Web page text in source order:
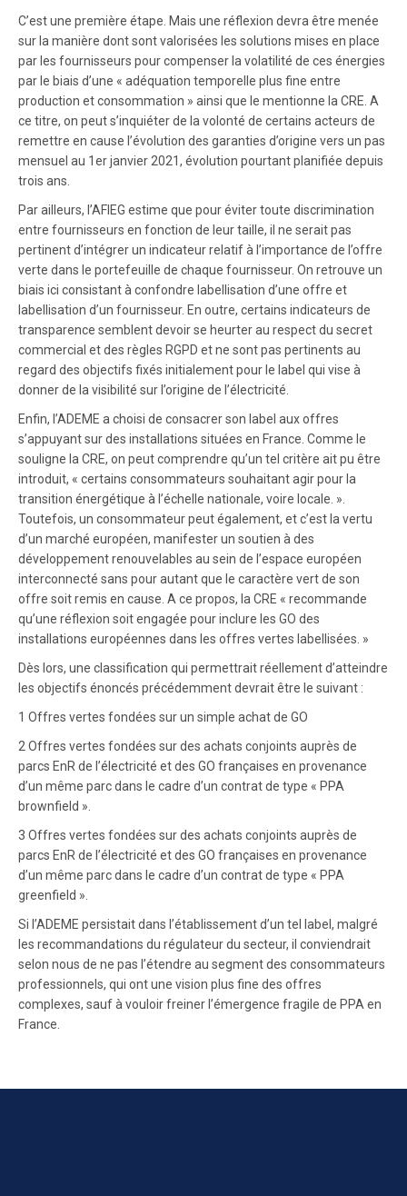
C’est une première étape. Mais une réflexion devra être menée
sur la manière dont sont valorisées les solutions mises en place
par les fournisseurs pour compenser la volatilité de ces énergies
par le biais d’une « adéquation temporelle plus fine entre
production et consommation » ainsi que le mentionne la CRE. A
ce titre, on peut s’inquiéter de la volonté de certains acteurs de
remettre en cause l’évolution des garanties d’origine vers un pas
mensuel au 1er janvier 2021, évolution pourtant planifiée depuis
trois ans.
Par ailleurs, l’AFIEG estime que pour éviter toute discrimination
entre fournisseurs en fonction de leur taille, il ne serait pas
pertinent d’intégrer un indicateur relatif à l’importance de l’offre
verte dans le portefeuille de chaque fournisseur. On retrouve un
biais ici consistant à confondre labellisation d’une offre et
labellisation d’un fournisseur. En outre, certains indicateurs de
transparence semblent devoir se heurter au respect du secret
commercial et des règles RGPD et ne sont pas pertinents au
regard des objectifs fixés initialement pour le label qui vise à
donner de la visibilité sur l’origine de l’électricité.
Enfin, l’ADEME a choisi de consacrer son label aux offres
s’appuyant sur des installations situées en France. Comme le
souligne la CRE, on peut comprendre qu’un tel critère ait pu être
introduit, « certains consommateurs souhaitant agir pour la
transition énergétique à l’échelle nationale, voire locale. ».
Toutefois, un consommateur peut également, et c’est la vertu
d’un marché européen, manifester un soutien à des
développement renouvelables au sein de l’espace européen
interconnecté sans pour autant que le caractère vert de son
offre soit remis en cause. A ce propos, la CRE « recommande
qu’une réflexion soit engagée pour inclure les GO des
installations européennes dans les offres vertes labellisées. »
Dès lors, une classification qui permettrait réellement d’atteindre
les objectifs énoncés précédemment devrait être le suivant :
1 Offres vertes fondées sur un simple achat de GO
2 Offres vertes fondées sur des achats conjoints auprès de
parcs EnR de l’électricité et des GO françaises en provenance
d’un même parc dans le cadre d’un contrat de type « PPA
brownfield ».
3 Offres vertes fondées sur des achats conjoints auprès de
parcs EnR de l’électricité et des GO françaises en provenance
d’un même parc dans le cadre d’un contrat de type « PPA
greenfield ».
Si l’ADEME persistait dans l’établissement d’un tel label, malgré
les recommandations du régulateur du secteur, il conviendrait
selon nous de ne pas l’étendre au segment des consommateurs
professionnels, qui ont une vision plus fine des offres
complexes, sauf à vouloir freiner l’émergence fragile de PPA en
France.